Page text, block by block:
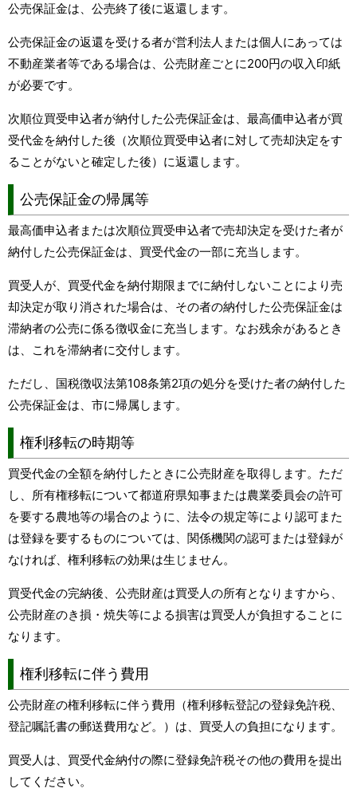
公売保証金は、公売終了後に返還します。
公売保証金の返還を受ける者が営利法人または個人にあっては
不動産業者等である場合は、公売財産ごとに200円の収入印紙
が必要です。
次順位買受申込者が納付した公売保証金は、最高価申込者が買
受代金を納付した後（次順位買受申込者に対して売却決定をす
ることがないと確定した後）に返還します。
公売保証金の帰属等
最高価申込者または次順位買受申込者で売却決定を受けた者が
納付した公売保証金は、買受代金の一部に充当します。
買受人が、買受代金を納付期限までに納付しないことにより売
却決定が取り消された場合は、その者の納付した公売保証金は
滞納者の公売に係る徴収金に充当します。なお残余があるとき
は、これを滞納者に交付します。
ただし、国税徴収法第108条第2項の処分を受けた者の納付した
公売保証金は、市に帰属します。
権利移転の時期等
買受代金の全額を納付したときに公売財産を取得します。ただ
し、所有権移転について都道府県知事または農業委員会の許可
を要する農地等の場合のように、法令の規定等により認可また
は登録を要するものについては、関係機関の認可または登録が
なければ、権利移転の効果は生じません。
買受代金の完納後、公売財産は買受人の所有となりますから、
公売財産のき損・焼失等による損害は買受人が負担することに
なります。
権利移転に伴う費用
公売財産の権利移転に伴う費用（権利移転登記の登録免許税、
登記嘱託書の郵送費用など。）は、買受人の負担になります。
買受人は、買受代金納付の際に登録免許税その他の費用を提出
してください。